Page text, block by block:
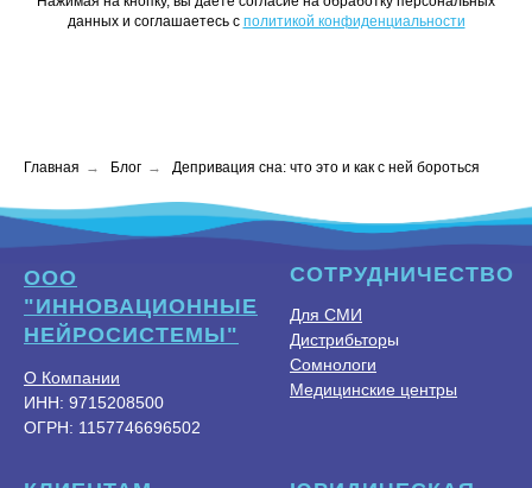
данных и соглашаетесь c политикой конфиденциальности
Главная → Блог → Депривация сна: что это и как с ней бороться
ООО
"ИННОВАЦИОННЫЕ
НЕЙРОСИСТЕМЫ"
О Компании
ИНН: 9715208500
ОГРН: 1157746696502
СОТРУДНИЧЕСТВО
Для СМИ
Дистрибьторы
Сомнологи
Медицинские центры